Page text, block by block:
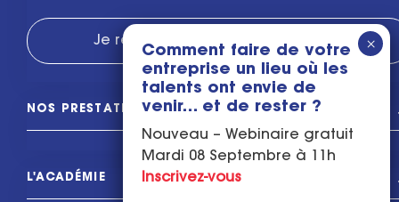
Je réserve mon diagnostic gratuit
NOS PRESTATIONS
L'ACADÉMIE
Comment faire de votre
entreprise un lieu où les
talents ont envie de
venir… et de rester ?
Nouveau – Webinaire gratuit
Mardi 08 Septembre à 11h
Inscrivez-vous